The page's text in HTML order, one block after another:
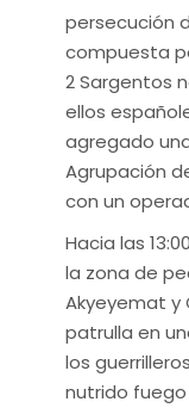
persecución
compuesta
2 Sargentos
ellos
agregado
Agrupación
con un
Hacia las
la zona de
Akyeyemat y
patrulla en
los
nutrido